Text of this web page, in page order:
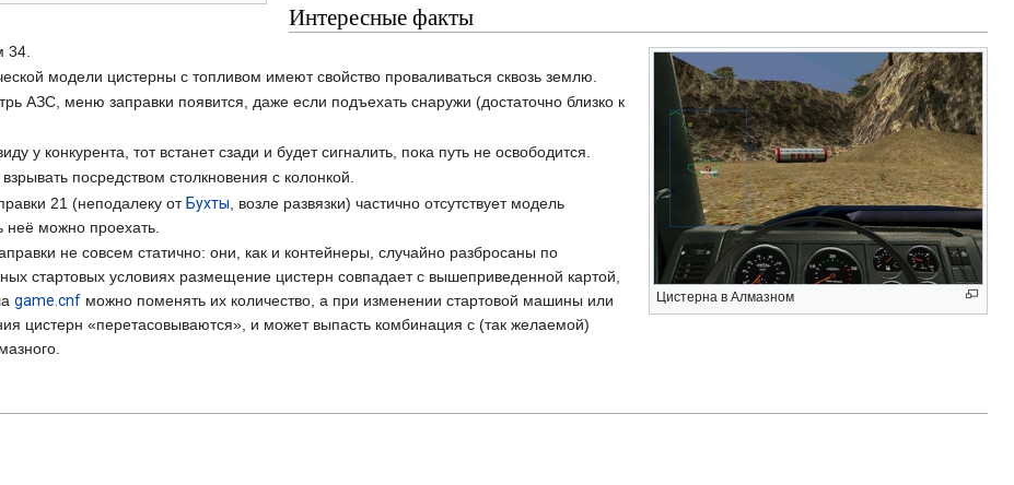
Интересные факты
Цистерна в Алмазном
34.
модели цистерны с топливом имеют свойство проваливаться сквозь землю.
АЗС, меню заправки появится, даже если подъехать снаружи (достаточно близко к
у конкурента, тот встанет сзади и будет сигналить, пока путь не освободится.
посредством столкновения с колонкой.
21 (неподалеку от Бухты , возле развязки) частично отсутствует модель
неё можно проехать.
не совсем статично: они, как и контейнеры, случайно разбросаны по
стартовых условиях размещение цистерн совпадает с вышеприведенной картой,
game.cnf можно поменять их количество, а при изменении стартовой машины или
цистерн «перетасовываются», и может выпасть комбинация с (так желаемой)